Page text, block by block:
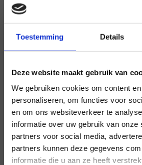
Toestemming Details
Deze website maakt gebruik van
We gebruiken cookies om content
personaliseren, om functies voor
en om ons websiteverkeer te
informatie over uw gebruik van onze
partners voor social media,
partners kunnen deze gegevens
informatie die u aan ze heeft
diversiteit bespreekbaar maken in de